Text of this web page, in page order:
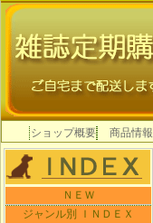
ショップ概要 商品情報
ＮＥＷ
ジャンル別 ＩＮＤＥＸ